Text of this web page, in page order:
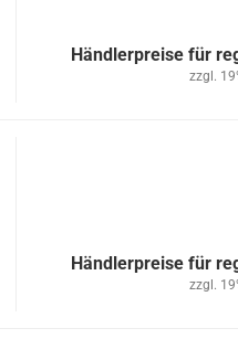
Händlerpreise für
zzgl.
Händlerpreise für
zzgl.